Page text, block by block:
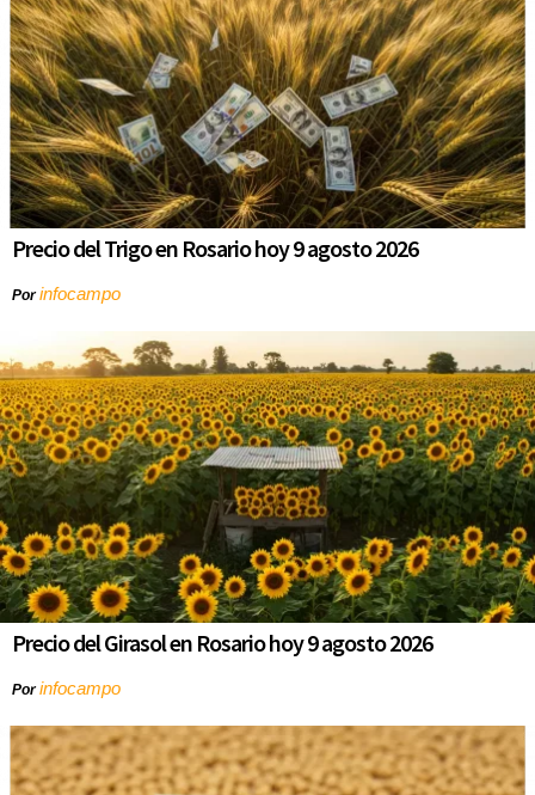
Precio del Trigo en Rosario hoy 9 agosto 2026
Porinfocampo
Precio del Girasol en Rosario hoy 9 agosto 2026
Porinfocampo